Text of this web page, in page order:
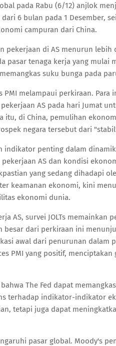
pada Rabu (6/12) anjlok
6 bulan pada 1 Desember,
campuran dari China.
pekerjaan di AS menurun
pasar tenaga kerja yang mulai
suku bunga pada
PMI melampaui perkiraan.
AS pada hari Jumat
itu, di China, pemulihan
negara tersebut dari
indikator penting dalam
AS dan kondisi
yang sedang dihadapi
keamanan ekonomi, kini
ekonomi dunia.
AS, survei JOLTs memainkan
besar dari perkiraan ini
awal dari penurunan dalam
PMI yang positif,
The Fed dapat
terhadap indikator-indikator
tetapi juga dapat
pasar global. Moody's